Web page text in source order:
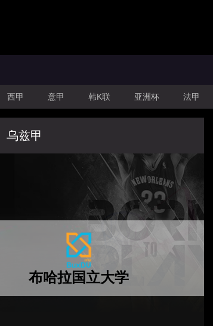
西甲 意甲 韩K联 亚洲杯 法甲
乌兹甲
布哈拉国立大学